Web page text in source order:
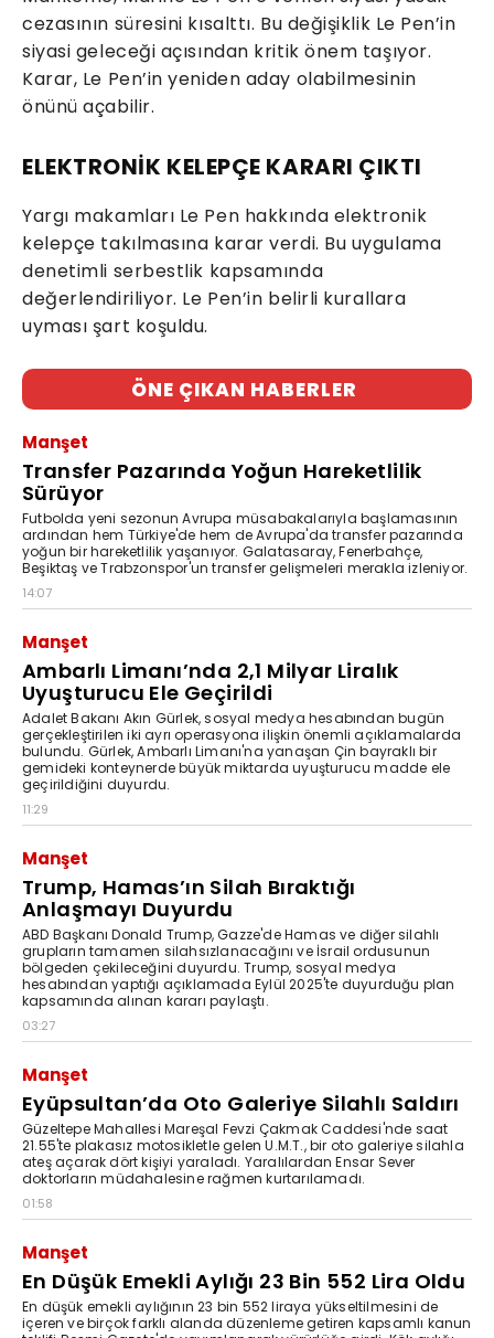
cezasının süresini kısalttı. Bu değişiklik Le Pen’in
siyasi geleceği açısından kritik önem taşıyor.
Karar, Le Pen’in yeniden aday olabilmesinin
önünü açabilir.
ELEKTRONİK KELEPÇE KARARI ÇIKTI
Yargı makamları Le Pen hakkında elektronik
kelepçe takılmasına karar verdi. Bu uygulama
denetimli serbestlik kapsamında
değerlendiriliyor. Le Pen’in belirli kurallara
uyması şart koşuldu.
ÖNE ÇIKAN HABERLER
Manşet
Transfer Pazarında Yoğun Hareketlilik
Sürüyor
Futbolda yeni sezonun Avrupa müsabakalarıyla başlamasının
ardından hem Türkiye'de hem de Avrupa'da transfer pazarında
yoğun bir hareketlilik yaşanıyor. Galatasaray, Fenerbahçe,
Beşiktaş ve Trabzonspor'un transfer gelişmeleri merakla izleniyor.
14:07
Manşet
Ambarlı Limanı’nda 2,1 Milyar Liralık
Uyuşturucu Ele Geçirildi
Adalet Bakanı Akın Gürlek, sosyal medya hesabından bugün
gerçekleştirilen iki ayrı operasyona ilişkin önemli açıklamalarda
bulundu. Gürlek, Ambarlı Limanı'na yanaşan Çin bayraklı bir
gemideki konteynerde büyük miktarda uyuşturucu madde ele
geçirildiğini duyurdu.
11:29
Manşet
Trump, Hamas’ın Silah Bıraktığı
Anlaşmayı Duyurdu
ABD Başkanı Donald Trump, Gazze'de Hamas ve diğer silahlı
grupların tamamen silahsızlanacağını ve İsrail ordusunun
bölgeden çekileceğini duyurdu. Trump, sosyal medya
hesabından yaptığı açıklamada Eylül 2025'te duyurduğu plan
kapsamında alınan kararı paylaştı.
03:27
Manşet
Eyüpsultan’da Oto Galeriye Silahlı Saldırı
Güzeltepe Mahallesi Mareşal Fevzi Çakmak Caddesi'nde saat
21.55'te plakasız motosikletle gelen U.M.T., bir oto galeriye silahla
ateş açarak dört kişiyi yaraladı. Yaralılardan Ensar Sever
doktorların müdahalesine rağmen kurtarılamadı.
01:58
Manşet
En Düşük Emekli Aylığı 23 Bin 552 Lira Oldu
En düşük emekli aylığının 23 bin 552 liraya yükseltilmesini de
içeren ve birçok farklı alanda düzenleme getiren kapsamlı kanun